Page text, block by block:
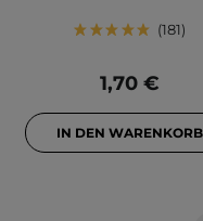
181
1,70 €
IN DEN WARENKORB